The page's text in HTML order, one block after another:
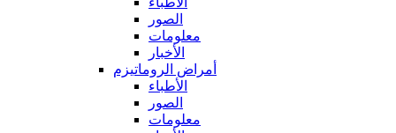
الصور
معلومات
الأخبار
أمراض الروماتيزم
الأطباء
الصور
معلومات